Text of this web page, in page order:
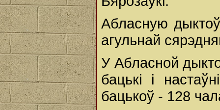
Абласную
агульнай
У Абласной
бацькі і
бацькоў - 128